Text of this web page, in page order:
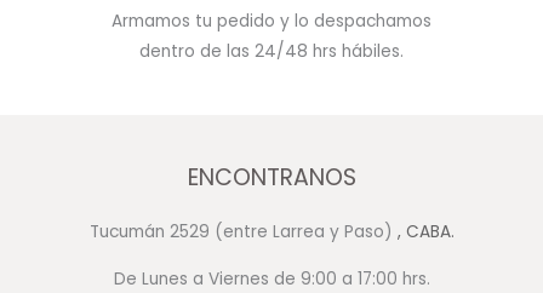
Armamos tu pedido y lo despachamos
dentro de las 24/48 hrs hábiles.
ENCONTRANOS
Tucumán 2529 (entre Larrea y Paso) , CABA.
De Lunes a Viernes de 9:00 a 17:00 hrs.